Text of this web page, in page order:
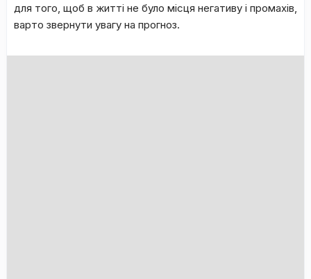
для того, щоб в житті не було місця негативу і промахів,
варто звернути увагу на прогноз.